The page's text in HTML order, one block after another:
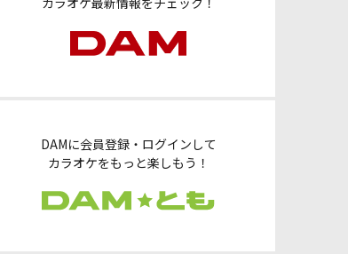
カラオケ最新情報をチェック！
DAMに会員登録・ログインして
カラオケをもっと楽しもう！